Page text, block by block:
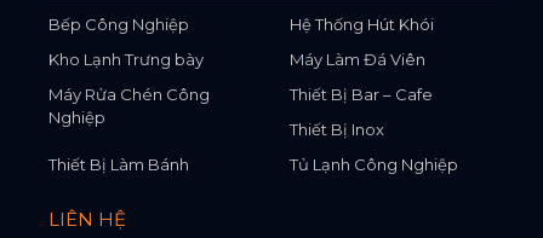
Bếp Công Nghiệp
Hệ Thống Hút Khói
Kho Lạnh Trưng bày
Máy Làm Đá Viên
Máy Rửa Chén Công
Nghiệp
Thiết Bị Bar – Cafe
Thiết Bị Inox
Thiết Bị Làm Bánh
Tủ Lạnh Công Nghiệp
LIÊN HỆ